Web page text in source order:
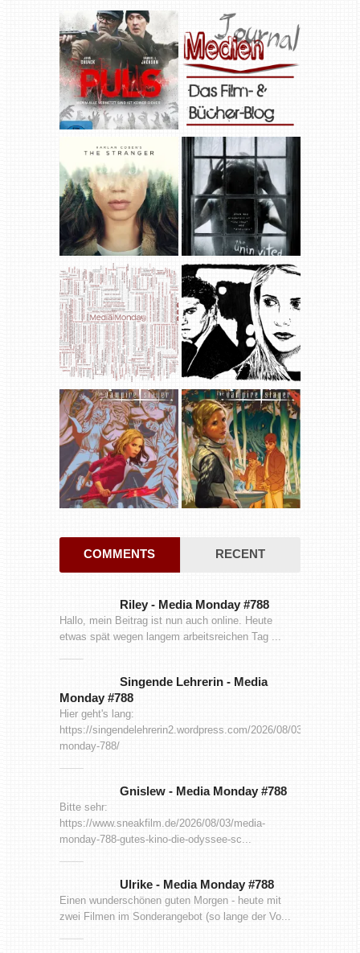
COMMENTS RECENT
Riley - Media Monday #788
Hallo, mein Beitrag ist nun auch online. Heute
etwas spät wegen langem arbeitsreichen Tag ...
Singende Lehrerin - Media
Monday #788
Hier geht's lang:
https://singendelehrerin2.wordpress.com/2026/08/03/media-
monday-788/
Gnislew - Media Monday #788
Bitte sehr:
https://www.sneakfilm.de/2026/08/03/media-
monday-788-gutes-kino-die-odyssee-sc...
Ulrike - Media Monday #788
Einen wunderschönen guten Morgen - heute mit
zwei Filmen im Sonderangebot (so lange der Vo...